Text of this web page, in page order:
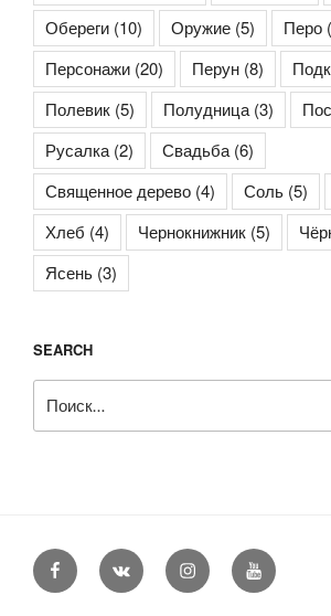
Обереги (10) Оружие (5) Перо
Персонажи (20) Перун (8)
Полевик (5) Полудница(3)
Русалка(2) Свадьба(6)
Священное дерево (4) Соль (5)
Хлеб (4) Чернокнижник (5)
Ясень (3)
SEARCH
FacebookVK InstagramYouTube